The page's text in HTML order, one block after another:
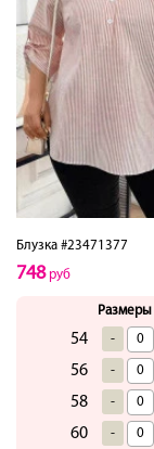
Блузка #23471377
748руб
Размеры
54 -
56 -
58 -
60 -